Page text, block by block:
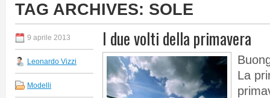
TAG ARCHIVES: SOLE
9 aprile 2013
Leonardo Vizzi
Modelli
I due volti della primavera
La